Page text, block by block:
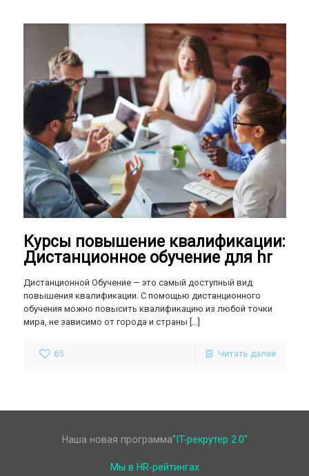
Курсы повышение квалификации:
Дистанционное обучение для hr
Дистанционной Обучение — это самый доступный вид
повышения квалификации. С помощью дистанционного
обучения можно повысить квалификацию из любой точки
мира, не зависимо от города и страны […]
65 Читать далее
Наша новая программа"IT-рекрутер 2.0"
Мы в HR-рейтингах